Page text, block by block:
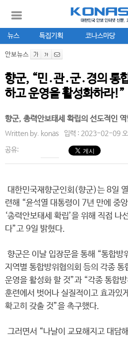
뉴스 특집기획 코나스마당
안보뉴스
향군, “민․관․군․경의 통
하고 운영을 활성화하라!”
향군, 총력안보태세 확립의 선도적인 역
Written by. konas 입력 : 2023-02-09
공유:
대한민국재향군인회(향군)는 8일
련해 “윤석열 대통령이 7년 만에 중
‘총력안보태세 확립’을 위해 직접 나
다”고 9일 밝혔다.
향군은 이날 입장문을 통해 “통합방
지역별 통합방위협의회 등의 각종
운영을 활성화 할 것”과 “각종 통합
훈련에서 벗어나 실질적이고 효과있
확고히 갖출 것”을 촉구했다.
그러면서 “나날이 교묘해지고 대담